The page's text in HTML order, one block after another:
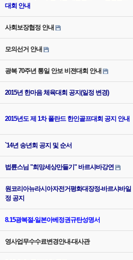
대회 안내
사회보장협정 안내
모의선거 안내
광복 70주년 통일 안보 비젼대회 안내
2015년 한마음 체육대회 공지(일정 변경)
2015년도 제 1차 폴란드 한인골프대회 공지 안내
`14년 송년회 공지 및 순서
법륜스님 "희망세상만들기" 바르샤바강연
원코리아뉴라시아자전거평화대장정-바르샤바일
정 공지
8.15광복절-일본아베정권규탄성명서
영사업무수수료변경안내-대사관